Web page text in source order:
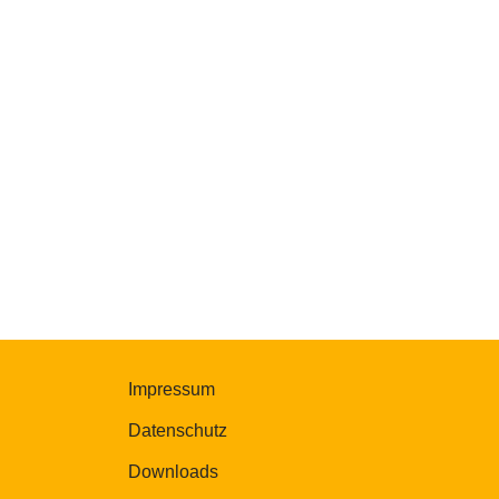
Impressum
Datenschutz
Downloads